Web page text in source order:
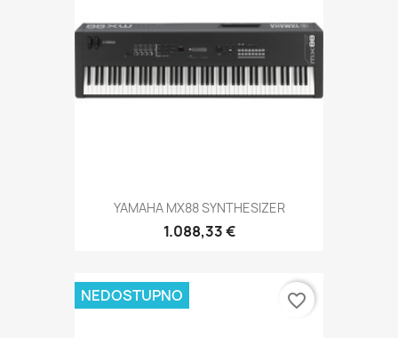
YAMAHA MX88 SYNTHESIZER
1.088,33 €
NEDOSTUPNO favorite_border